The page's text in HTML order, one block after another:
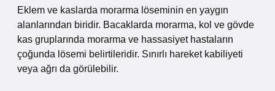
Eklem ve kaslarda morarma löseminin en yaygın
alanlarından biridir. Bacaklarda morarma, kol ve gövde
kas gruplarında morarma ve hassasiyet hastaların
çoğunda lösemi belirtileridir. Sınırlı hareket kabiliyeti
veya ağrı da görülebilir.